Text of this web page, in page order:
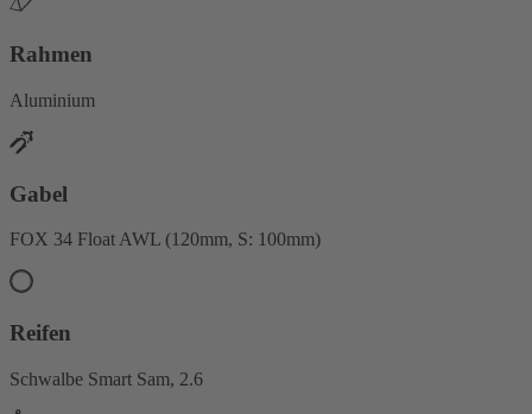
Rahmen
Aluminium
Gabel
FOX 34 Float AWL (120mm, S: 100mm)
Reifen
Schwalbe Smart Sam, 2.6